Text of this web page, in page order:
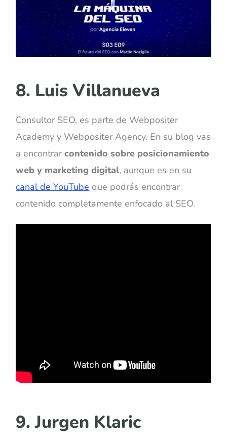
8. Luis Villanueva
Consultor SEO, es parte de Webpositer
Academy y Webpositer Agency. En su blog vas
a encontrarcontenido sobre posicionamiento
web y marketing digital, aunque es en su
canal de YouTube que podrás encontrar
contenido completamente enfocado al SEO.
9. Jurgen Klaric